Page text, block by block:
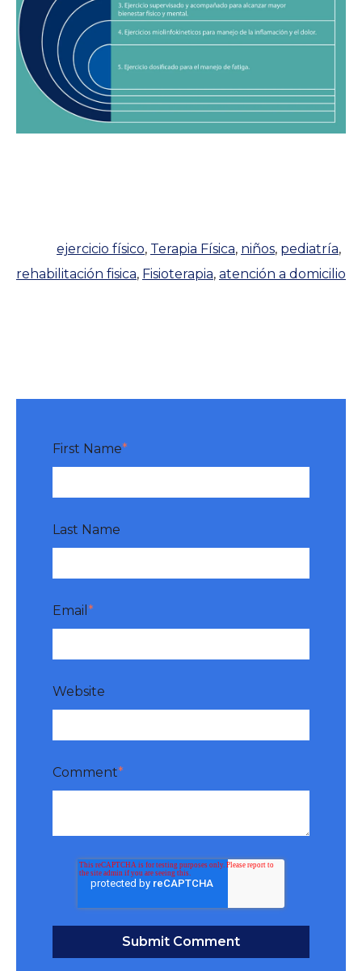
ejercicio físico, Terapia Física, niños, pediatría,
rehabilitación fisica, Fisioterapia, atención a domicilio
First Name*
Last Name
Email *
Website
Comment*